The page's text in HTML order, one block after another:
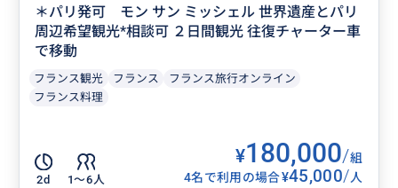
＊パリ発可 モン サン ミッシェル 世界遺産とパリ
周辺希望観光*相談可 ２日間観光 往復チャーター車
で移動
フランス観光 フランス
フランス旅行オンライン
フランス料理
2d 1〜6人
¥180,000/組
4名で利用の場合¥45,000/人